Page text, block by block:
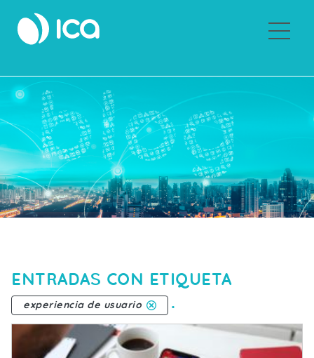
ENTRADAS CON ETIQUETA
experiencia de usuario .